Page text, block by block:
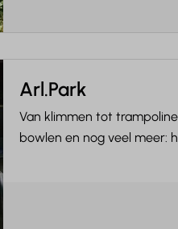
Arl.Park
Van klimmen tot
bowlen en nog veel meer: